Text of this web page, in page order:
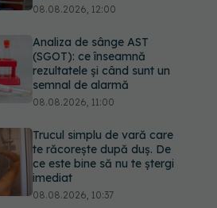
08.08.2026, 12:00
Analiza de sânge AST
(SGOT): ce înseamnă
rezultatele și când sunt un
semnal de alarmă
08.08.2026, 11:00
Trucul simplu de vară care
te răcorește după duș. De
ce este bine să nu te ștergi
imediat
08.08.2026, 10:37